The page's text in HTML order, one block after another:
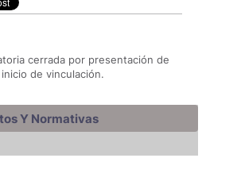
cerrada por presentación de
de vinculación.
Y Normativas